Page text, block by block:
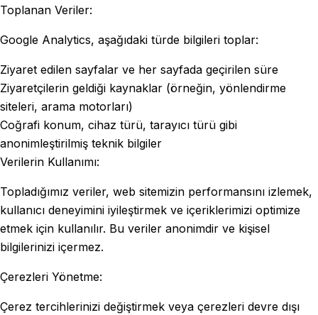
Toplanan Veriler:
Google Analytics, aşağıdaki türde bilgileri toplar:
Ziyaret edilen sayfalar ve her sayfada geçirilen süre
Ziyaretçilerin geldiği kaynaklar (örneğin, yönlendirme
siteleri, arama motorları)
Coğrafi konum, cihaz türü, tarayıcı türü gibi
anonimleştirilmiş teknik bilgiler
Verilerin Kullanımı:
Topladığımız veriler, web sitemizin performansını izlemek,
kullanıcı deneyimini iyileştirmek ve içeriklerimizi optimize
etmek için kullanılır. Bu veriler anonimdir ve kişisel
bilgilerinizi içermez.
Çerezleri Yönetme:
Çerez tercihlerinizi değiştirmek veya çerezleri devre dışı